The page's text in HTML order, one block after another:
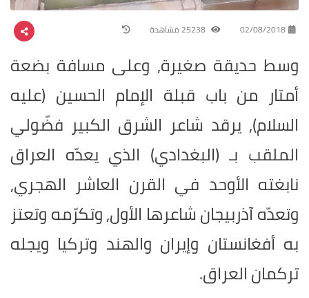
02/08/2018
وسط حديقة صغيرة, وعلى مسافة بضعة
أمتار من باب قبلة الإمام الحسين (عليه
السلام), يرقد شاعر الشرق الكبير فضّولي
الملقب بـ (البغدادي) الذي يعدّه العراق
نابغته الأوحد في القرن العاشر الهجري,
وتعدّه آذربيجان شاعرها الأول, وتكرّمه وتعتز
به أفغانستان وإيران والهند وتركيا ويجله
تركمان العراق.